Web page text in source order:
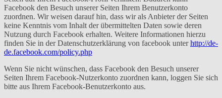
Facebook den Besuch unserer Seiten Ihrem Benutzerkonto
zuordnen. Wir weisen darauf hin, dass wir als Anbieter der Seiten
keine Kenntnis vom Inhalt der übermittelten Daten sowie deren
Nutzung durch Facebook erhalten. Weitere Informationen hierzu
finden Sie in der Datenschutzerklärung von facebook unterhttp://de-
de.facebook.com/policy.php
Wenn Sie nicht wünschen, dass Facebook den Besuch unserer
Seiten Ihrem Facebook-Nutzerkonto zuordnen kann, loggen Sie sich
bitte aus Ihrem Facebook-Benutzerkonto aus.